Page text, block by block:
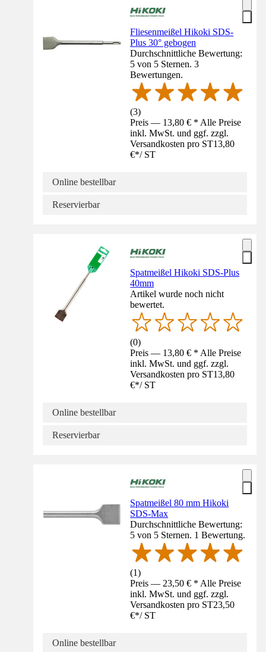
Fliesenmeißel Hikoki SDS-
Plus 30° gebogen
Durchschnittliche Bewertung:
5 von 5 Sternen. 3
Bewertungen.
(3)
Preis — 13,80 € * Alle Preise
inkl. MwSt. und ggf. zzgl.
Versandkosten pro ST13,80
€*/ ST
Online bestellbar
Reservierbar
Spatmeißel Hikoki SDS-Plus
40mm
Artikel wurde noch nicht
bewertet.
(0)
Preis — 13,80 € * Alle Preise
inkl. MwSt. und ggf. zzgl.
Versandkosten pro ST13,80
€*/ ST
Online bestellbar
Reservierbar
Spatmeißel 80 mm Hikoki
SDS-Max
Durchschnittliche Bewertung:
5 von 5 Sternen. 1 Bewertung.
(1)
Preis — 23,50 € * Alle Preise
inkl. MwSt. und ggf. zzgl.
Versandkosten pro ST23,50
€*/ ST
Online bestellbar